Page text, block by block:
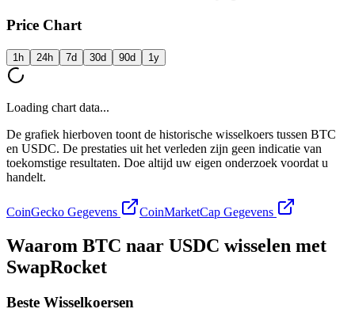
Price Chart
1h 24h 7d 30d 90d 1y
Loading chart data...
De grafiek hierboven toont de historische wisselkoers tussen BTC
en USDC. De prestaties uit het verleden zijn geen indicatie van
toekomstige resultaten. Doe altijd uw eigen onderzoek voordat u
handelt.
CoinGecko Gegevens CoinMarketCap Gegevens
Waarom BTC naar USDC wisselen met
SwapRocket
Beste Wisselkoersen